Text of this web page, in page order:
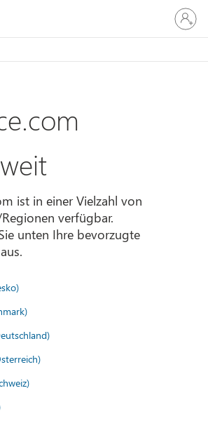
Bei
Ihrem
Konto
ist in einer Vielzahl von
verfügbar.
unten Ihre bevorzugte